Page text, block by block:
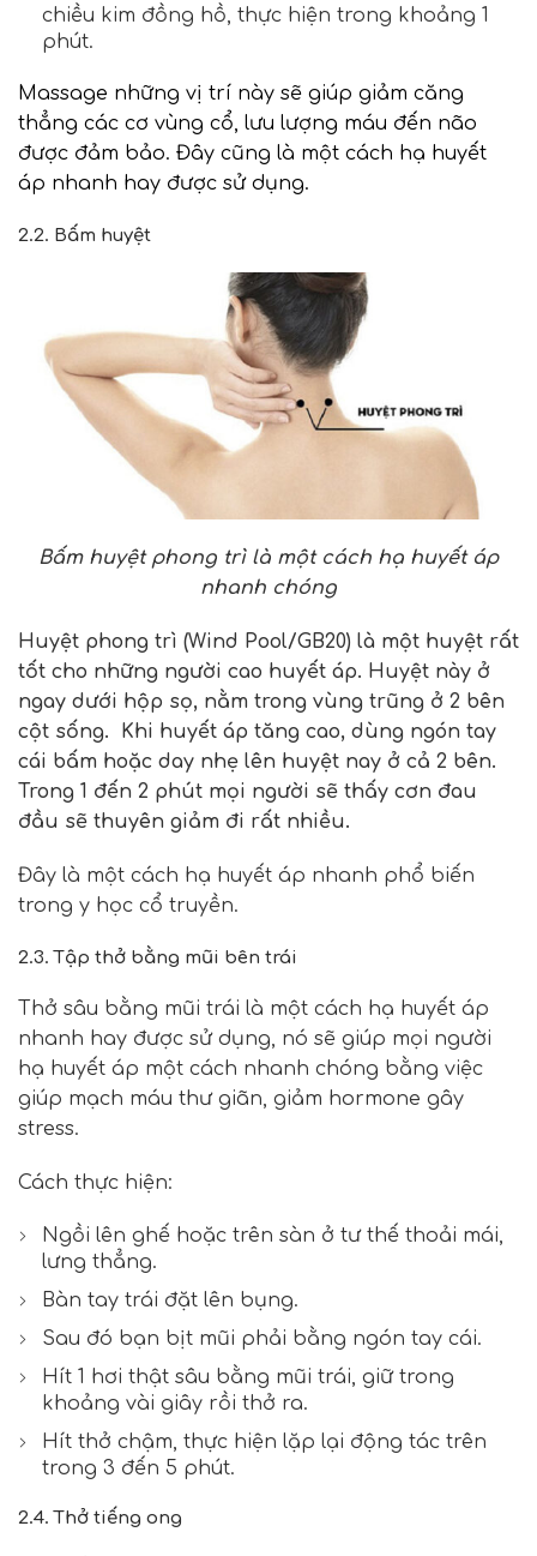
chiều kim đồng hồ, thực hiện trong khoảng 1
phút.
Massage những vị trí này sẽ giúp giảm căng
thẳng các cơ vùng cổ, lưu lượng máu đến não
được đảm bảo. Đây cũng là một cách hạ huyết
áp nhanh hay được sử dụng.
2.2. Bấm huyệt
Bấm huyệt phong trì là một cách hạ huyết áp
nhanh chóng
Huyệt phong trì (Wind Pool/GB20) là một huyệt rất
tốt cho những người cao huyết áp. Huyệt này ở
ngay dưới hộp sọ, nằm trong vùng trũng ở 2 bên
cột sống. Khi huyết áp tăng cao, dùng ngón tay
cái bấm hoặc day nhẹ lên huyệt nay ở cả 2 bên.
Trong 1 đến 2 phút mọi người sẽ thấy cơn đau
đầu sẽ thuyên giảm đi rất nhiều.
Đây là một cách hạ huyết áp nhanh phổ biến
trong y học cổ truyền.
2.3. Tập thở bằng mũi bên trái
Thở sâu bằng mũi trái là một cách hạ huyết áp
nhanh hay được sử dụng, nó sẽ giúp mọi người
hạ huyết áp một cách nhanh chóng bằng việc
giúp mạch máu thư giãn, giảm hormone gây
stress.
Cách thực hiện:
Ngồi lên ghế hoặc trên sàn ở tư thế thoải mái,
lưng thẳng.
Bàn tay trái đặt lên bụng.
Sau đó bạn bịt mũi phải bằng ngón tay cái.
Hít 1 hơi thật sâu bằng mũi trái, giữ trong
khoảng vài giây rồi thở ra.
Hít thở chậm, thực hiện lặp lại động tác trên
trong 3 đến 5 phút.
2.4. Thở tiếng ong